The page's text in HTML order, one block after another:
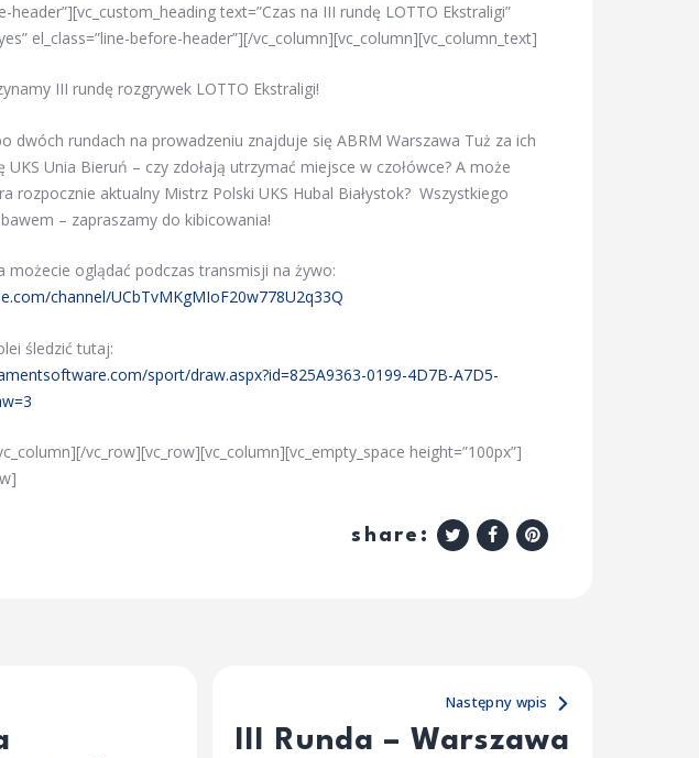
header”][vc_custom_heading text=”Czas na III rundę LOTTO Ekstraligi”
el_class=”line-before-header”][/vc_column][vc_column][vc_column_text]
III rundę rozgrywek LOTTO Ekstraligi!
dwóch rundach na prowadzeniu znajduje się ABRM Warszawa Tuż za ich
UKS Unia Bieruń – czy zdołają utrzymać miejsce w czołówce? A może
rozpocznie aktualny Mistrz Polski UKS Hubal Białystok? Wszystkiego
– zapraszamy do kibicowania!
możecie oglądać podczas transmisji na żywo:
channel/UCbTvMKgMIoF20w778U2q33Q
śledzić tutaj:
sport/draw.aspx?id=825A9363-0199-4D7B-A7D5-
vc_row][vc_row][vc_column][vc_empty_space height=”100px”]
share:
Następny wpis
III Runda – Warszawa